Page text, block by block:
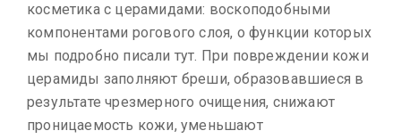
косметика с церамидами: воскоподобными
компонентами рогового слоя, о функции которых
мы подробно писали тут. При повреждении кожи
церамиды заполняют бреши, образовавшиеся в
результате чрезмерного очищения, снижают
проницаемость кожи, уменьшают